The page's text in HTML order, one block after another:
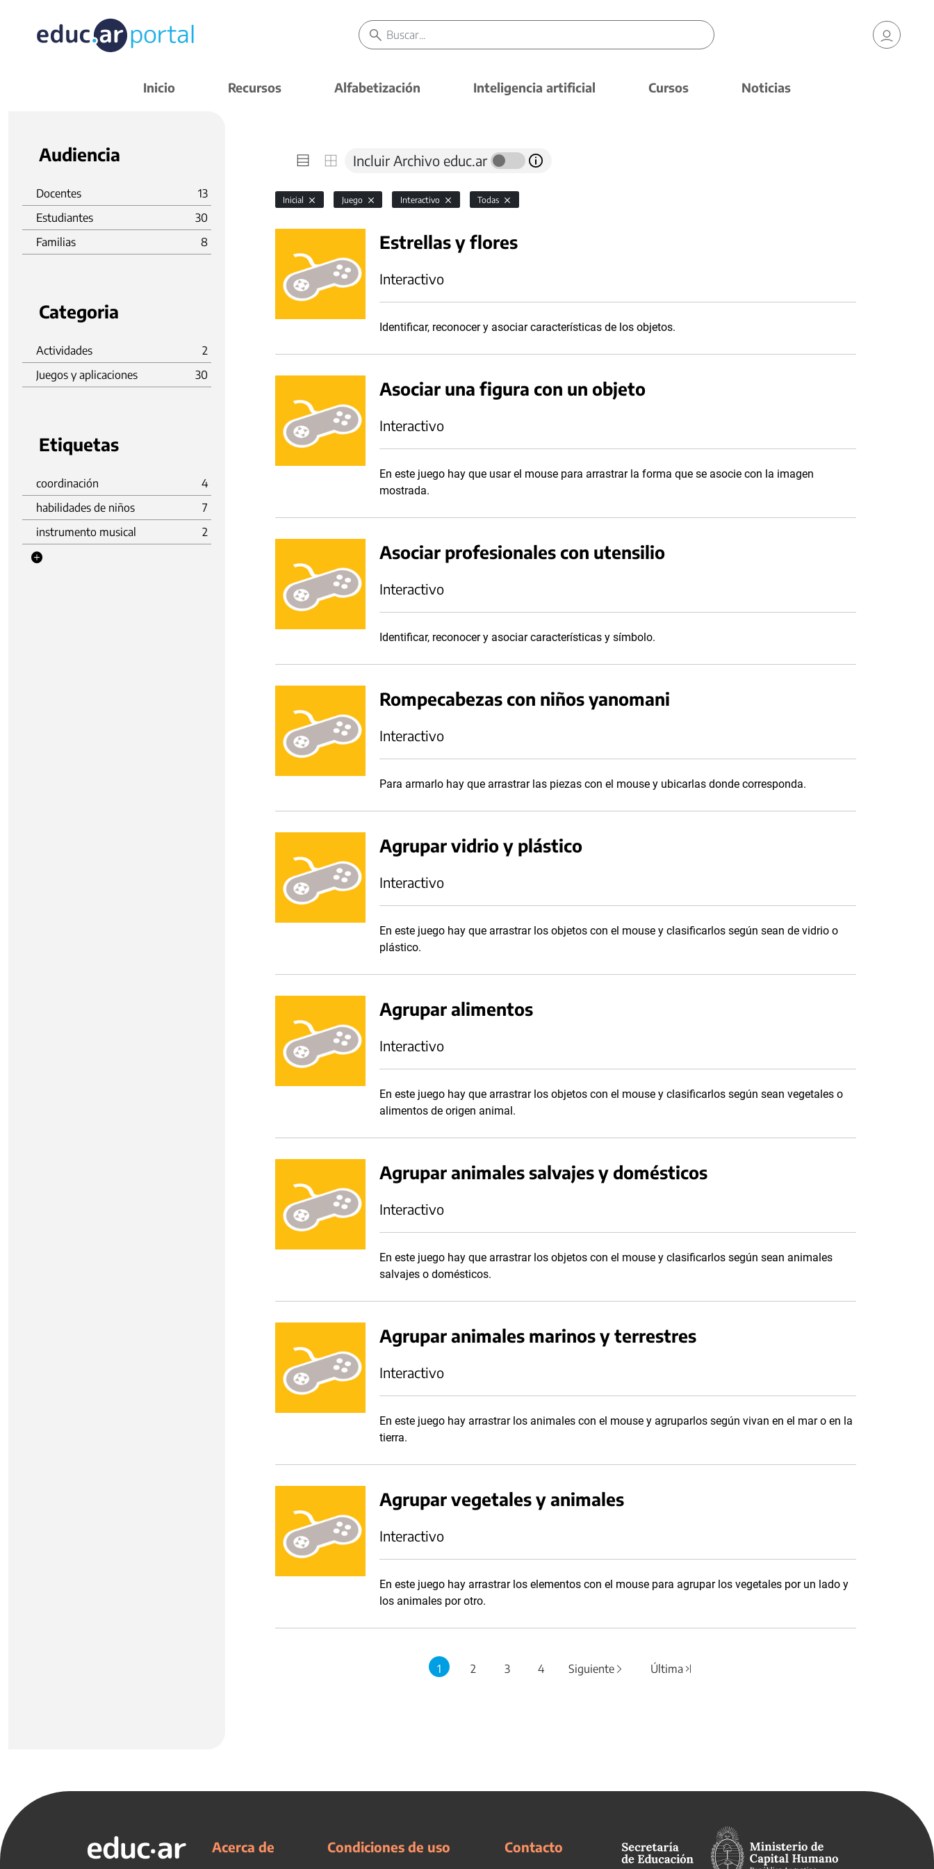
Inicio Recursos Alfabetización Inteligencia artificial Cursos Noticias
Audiencia
Docentes
13
Estudiantes
30
Familias
8
Categoria
Actividades
2
Juegos y aplicaciones
30
Etiquetas
coordinación
4
habilidades de niños
7
instrumento musical
2
Incluir Archivo educ.ar
Inicial Juego Interactivo Todas
Estrellas y flores
Interactivo
Identificar, reconocer y asociar características de los objetos.
Asociar una figura con un objeto
Interactivo
En este juego hay que usar el mouse para arrastrar la forma que se asocie con la imagen
mostrada.
Asociar profesionales con utensilio
Interactivo
Identificar, reconocer y asociar características y símbolo.
Rompecabezas con niños yanomani
Interactivo
Para armarlo hay que arrastrar las piezas con el mouse y ubicarlas donde corresponda.
Agrupar vidrio y plástico
Interactivo
En este juego hay que arrastrar los objetos con el mouse y clasificarlos según sean de vidrio o
plástico.
Agrupar alimentos
Interactivo
En este juego hay que arrastrar los objetos con el mouse y clasificarlos según sean vegetales o
alimentos de origen animal.
Agrupar animales salvajes y domésticos
Interactivo
En este juego hay que arrastrar los objetos con el mouse y clasificarlos según sean animales
salvajes o domésticos.
Agrupar animales marinos y terrestres
Interactivo
En este juego hay arrastrar los animales con el mouse y agruparlos según vivan en el mar o en la
tierra.
Agrupar vegetales y animales
Interactivo
En este juego hay arrastrar los elementos con el mouse para agrupar los vegetales por un lado y
los animales por otro.
1 2 3 4 Siguiente Última
Acerca de Condiciones de uso Contacto